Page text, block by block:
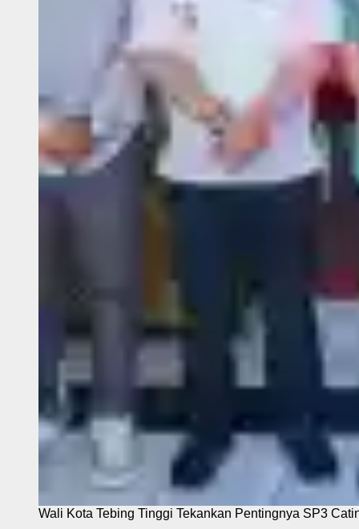
Wali Kota Tebing Tinggi Tekankan Pentingnya SP3